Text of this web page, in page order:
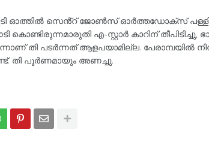
ഓത്തിൽ സെൻ്റ് ജോൺസ് ഓർത്തഡോക്സ്
എ-സ്റ്റാർ കാറിന് തീപിടിച്ചു,
തി പടർന്നത് ആളപയാമില്ല. പേരാമ്പയിൽ
തി പൂർണമായും അണച്ചു.